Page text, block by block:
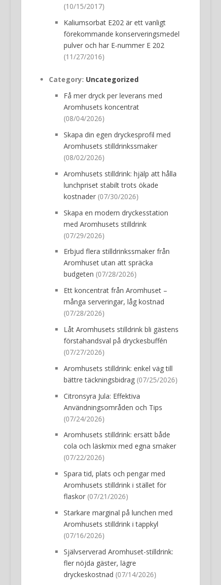
(10/15/2017)
Kaliumsorbat E202 är ett vanligt
förekommande konserveringsmedel
pulver och har E-nummer E 202
(11/27/2016)
Category: Uncategorized
Få mer dryck per leverans med
Aromhusets koncentrat
(08/04/2026)
Skapa din egen dryckesprofil med
Aromhusets stilldrinkssmaker
(08/02/2026)
Aromhusets stilldrink: hjälp att hålla
lunchpriset stabilt trots ökade
kostnader(07/30/2026)
Skapa en modern dryckesstation
med Aromhusets stilldrink
(07/29/2026)
Erbjud flera stilldrinkssmaker från
Aromhuset utan att spräcka
budgeten (07/28/2026)
Ett koncentrat från Aromhuset –
många serveringar, låg kostnad
(07/28/2026)
Låt Aromhusets stilldrink bli gästens
förstahandsval på dryckesbuffén
(07/27/2026)
Aromhusets stilldrink: enkel väg till
bättre täckningsbidrag(07/25/2026)
Citronsyra Jula: Effektiva
Användningsområden och Tips
(07/24/2026)
Aromhusets stilldrink: ersätt både
cola och läskmix med egna smaker
(07/22/2026)
Spara tid, plats och pengar med
Aromhusets stilldrink i stället för
flaskor(07/21/2026)
Starkare marginal på lunchen med
Aromhusets stilldrink i tappkyl
(07/16/2026)
Självserverad Aromhuset-stilldrink:
fler nöjda gäster, lägre
dryckeskostnad (07/14/2026)